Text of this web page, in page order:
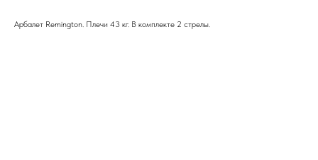
Арбалет Remington. Плечи 43 кг. В комплекте 2 стрелы.